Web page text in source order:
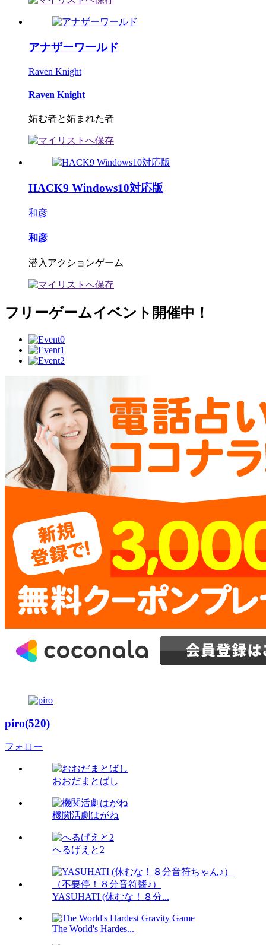
アナザーワールド
Raven Knight
Raven Knight
妬む者と妬まれた者
HACK9 Windows10対応版
和彦
和彦
潜入アクションゲーム
フリーゲームイベント開催中！
piro(520)
フォロー
おおだまとばし
機関活劇はがね
へるげえと2
YASUHATI (休むな！８分...
The World's Hardes...